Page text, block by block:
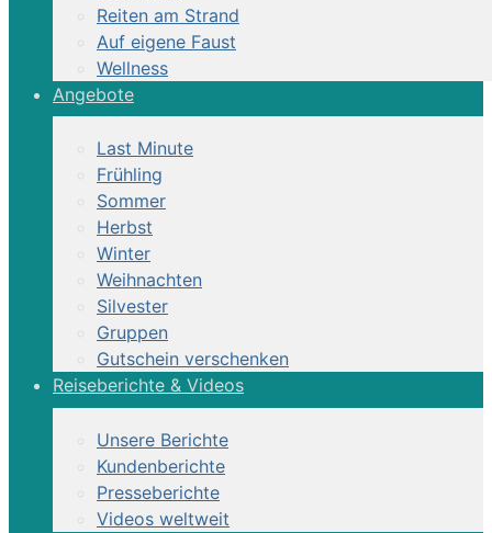
Reiten am Strand
Auf eigene Faust
Wellness
Angebote
Last Minute
Frühling
Sommer
Herbst
Winter
Weihnachten
Silvester
Gruppen
Gutschein verschenken
Reiseberichte & Videos
Unsere Berichte
Kundenberichte
Presseberichte
Videos weltweit